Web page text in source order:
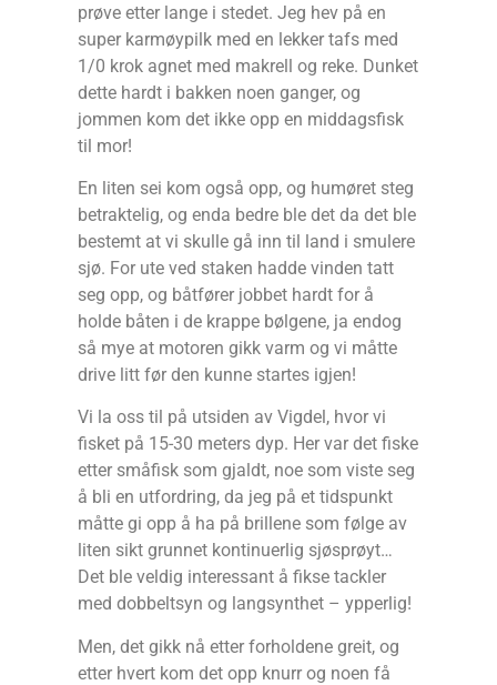
prøve etter lange i stedet. Jeg hev på en
super karmøypilk med en lekker tafs med
1/0 krok agnet med makrell og reke. Dunket
dette hardt i bakken noen ganger, og
jommen kom det ikke opp en middagsfisk
til mor!
En liten sei kom også opp, og humøret steg
betraktelig, og enda bedre ble det da det ble
bestemt at vi skulle gå inn til land i smulere
sjø. For ute ved staken hadde vinden tatt
seg opp, og båtfører jobbet hardt for å
holde båten i de krappe bølgene, ja endog
så mye at motoren gikk varm og vi måtte
drive litt før den kunne startes igjen!
Vi la oss til på utsiden av Vigdel, hvor vi
fisket på 15-30 meters dyp. Her var det fiske
etter småfisk som gjaldt, noe som viste seg
å bli en utfordring, da jeg på et tidspunkt
måtte gi opp å ha på brillene som følge av
liten sikt grunnet kontinuerlig sjøsprøyt…
Det ble veldig interessant å fikse tackler
med dobbeltsyn og langsynthet – ypperlig!
Men, det gikk nå etter forholdene greit, og
etter hvert kom det opp knurr og noen få